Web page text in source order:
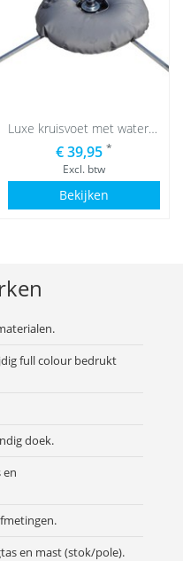
Luxe kruisvoet met waterzak
€ 39,95 *
Excl. btw
Bekijken
full colour bedrukt
doek.
en
en mast (stok/pole).